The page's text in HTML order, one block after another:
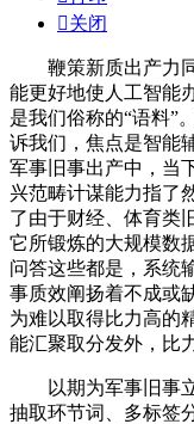
关闭
鞭策新质出产力同
能更好地使人工智能
是我们俗称的“语料”
诉我们，焦点是智能
军事旧事出产中，当
兴范畴计谋能力指了
了由于财经、体育类
它所锻炼的大规模数
问答这些都是，系统
事质效阐扬着不成或
为难以取得比力高的
能汇聚取分发外，比
以期为军事旧事立
抽取环节词、多标签